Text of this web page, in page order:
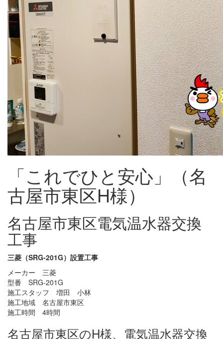
「これでひと安心」（名
古屋市東区H様）
名古屋市東区電気温水器交換
工事
三菱（SRG-201G）設置工事
メーカー 三菱
型番 SRG-201G
施工スタッフ 増田 小林
施工地域 名古屋市東区
施工時間 4時間
名古屋市東区のH様、電気温水器交換